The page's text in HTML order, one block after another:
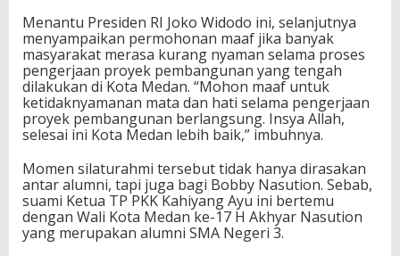
Menantu Presiden RI Joko Widodo ini, selanjutnya
menyampaikan permohonan maaf jika banyak
masyarakat merasa kurang nyaman selama proses
pengerjaan proyek pembangunan yang tengah
dilakukan di Kota Medan. “Mohon maaf untuk
ketidaknyamanan mata dan hati selama pengerjaan
proyek pembangunan berlangsung. Insya Allah,
selesai ini Kota Medan lebih baik,” imbuhnya.
Momen silaturahmi tersebut tidak hanya dirasakan
antar alumni, tapi juga bagi Bobby Nasution. Sebab,
suami Ketua TP PKK Kahiyang Ayu ini bertemu
dengan Wali Kota Medan ke-17 H Akhyar Nasution
yang merupakan alumni SMA Negeri 3.